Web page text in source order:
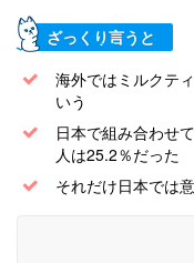
ざっくり言うと
海外ではミルクテ
いう
日本で組み合わせ
人は25.2％だった
それだけ日本では